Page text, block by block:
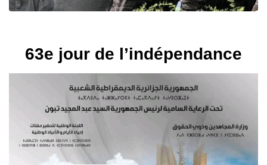
63e jour de l’indépendance